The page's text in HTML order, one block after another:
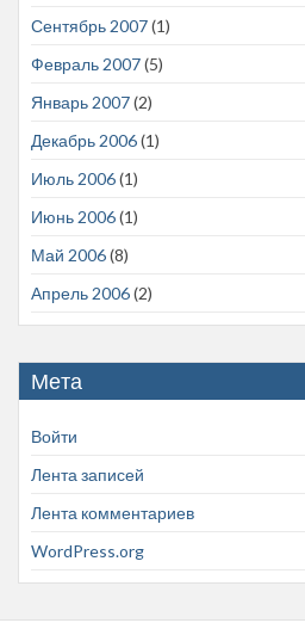
Сентябрь 2007(1)
Февраль 2007(5)
Январь 2007(2)
Декабрь 2006(1)
Июль 2006(1)
Июнь 2006(1)
Май 2006(8)
Апрель 2006(2)
Мета
Войти
Лента записей
Лента комментариев
WordPress.org